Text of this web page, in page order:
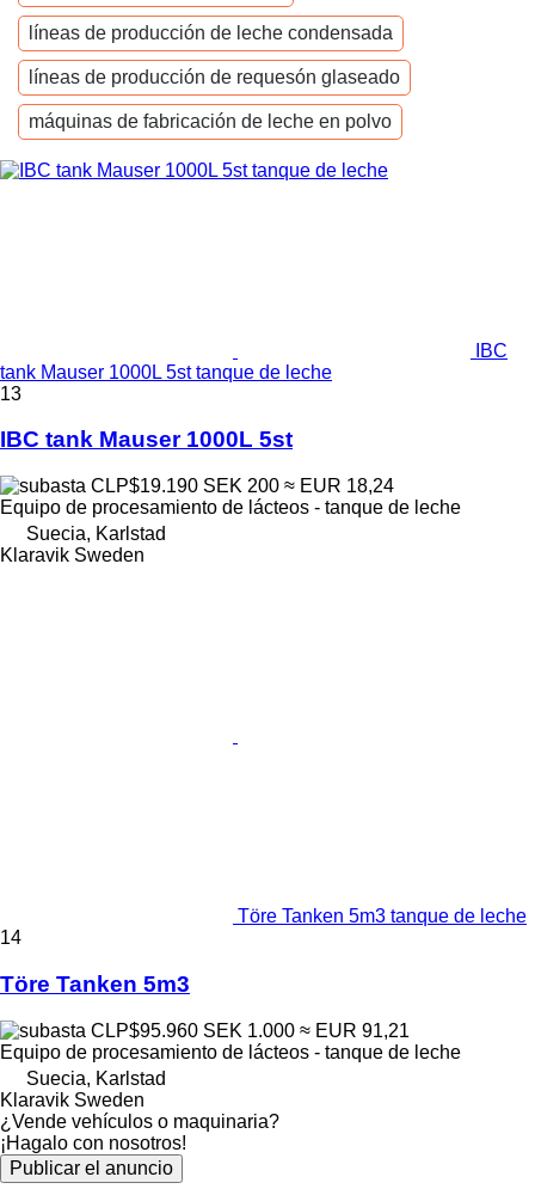
líneas de producción de leche condensada
líneas de producción de requesón glaseado
máquinas de fabricación de leche en polvo
IBC
tank Mauser 1000L 5st tanque de leche
13
IBC tank Mauser 1000L 5st
CLP$19.190 SEK 200 ≈ EUR 18,24
Equipo de procesamiento de lácteos - tanque de leche
Suecia, Karlstad
Klaravik Sweden
Töre Tanken 5m3 tanque de leche
14
Töre Tanken 5m3
CLP$95.960 SEK 1.000 ≈ EUR 91,21
Equipo de procesamiento de lácteos - tanque de leche
Suecia, Karlstad
Klaravik Sweden
¿Vende vehículos o maquinaria?
¡Hagalo con nosotros!
Publicar el anuncio